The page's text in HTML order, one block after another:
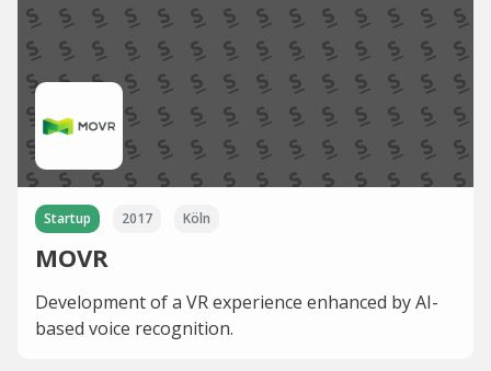
Startup 2017 Köln
MOVR
Development of a VR experience enhanced by AI-
based voice recognition.